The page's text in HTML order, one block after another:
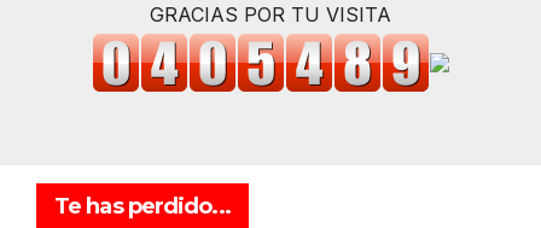
GRACIAS POR TU VISITA
Te has perdido...